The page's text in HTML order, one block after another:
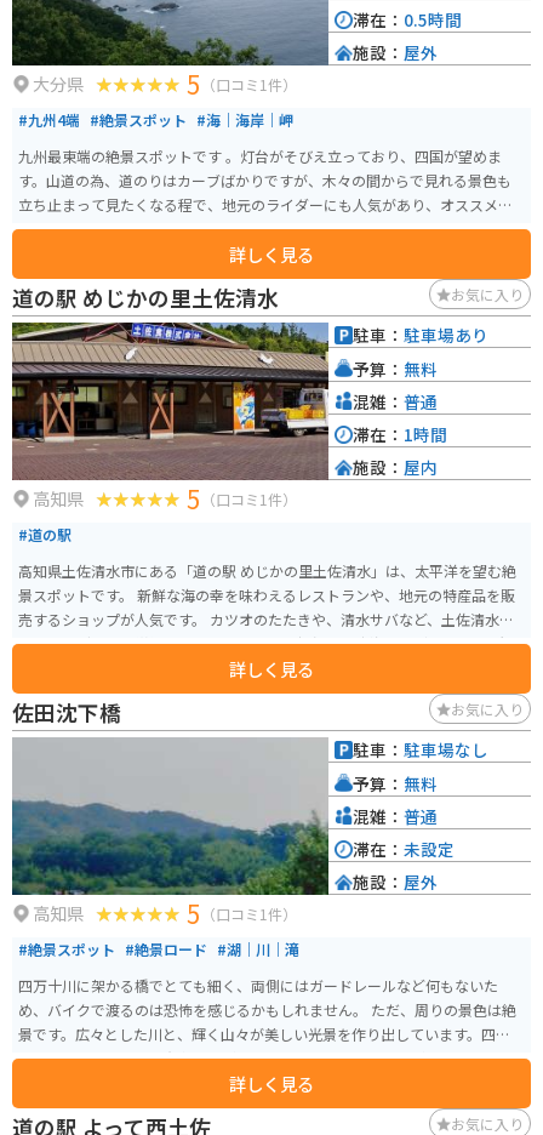
大分県 5 （口コミ1件）
#九州4端 #絶景スポット #海｜海岸｜岬
九州最東端の絶景スポットです 。灯台がそびえ立っており、四国が望めま
す。山道の為、道のりはカーブばかりですが、木々の間からで見れる景色も
立ち止まって見たくなる程で、地元のライダーにも人気があり、オススメス
ポットです。
詳しく見る
滞在： 0.5時間
施設： 屋外
道の駅 めじかの里土佐清水 お気に入り
高知県 5 （口コミ1件）
#道の駅
高知県土佐清水市にある「道の駅 めじかの里土佐清水」は、太平洋を望む絶
景スポットです。 新鮮な海の幸を味わえるレストランや、地元の特産品を販
売するショップが人気です。 カツオのたたきや、清水サバなど、土佐清水な
らではのグルメを堪能できます。 また、足摺岬や竜串海岸など、周辺には観
と、太平洋の雄大な景色を眺めながらツーリングを楽しめます。 駐車場も広
く、休憩場所としても最適です。 訪れた際は、ぜひ「ジョン万次郎資料館」
にも立ち寄ってみてください。 幕末に土佐清水からアメリカに渡ったジョン
詳しく見る
駐車： 駐車場あり
予算： 無料
混雑： 普通
滞在： 1時間
施設： 屋内
佐田沈下橋 お気に入り
高知県 5 （口コミ1件）
#絶景スポット #絶景ロード #湖｜川｜滝
四万十川に架かる橋でとても細く、両側にはガードレールなど何もないた
め、バイクで渡るのは恐怖を感じるかもしれません。 ただ、周りの景色は絶
景です。広々とした川と、輝く山々が美しい光景を作り出しています。四万十
川は夏場暑いことでも有名ですが、夏こそ、素晴らしい景色が見られます。
詳しく見る
駐車： 駐車場なし
予算： 無料
混雑： 普通
滞在： 未設定
施設： 屋外
道の駅 よって西土佐 お気に入り